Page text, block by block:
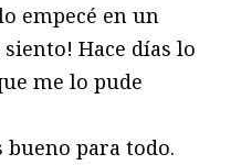
empecé en un
Hace días lo
me lo pude
para todo.